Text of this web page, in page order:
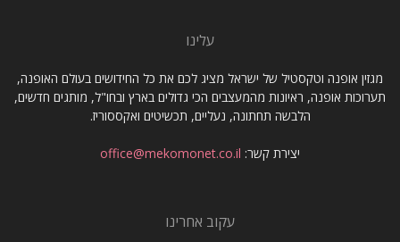
עלינו
מגזין אופנה וטקסטיל של ישראל מציג לכם את כל החידושים בעולם האופנה,
תערוכות אופנה, ראיונות מהמעצבים הכי גדולים בארץ ובחו"ל, מותגים חדשים,
הלבשה תחתונה, נעליים, תכשיטים ואקססוריז.
יצירת קשר: office@mekomonet.co.il
עקוב אחרינו